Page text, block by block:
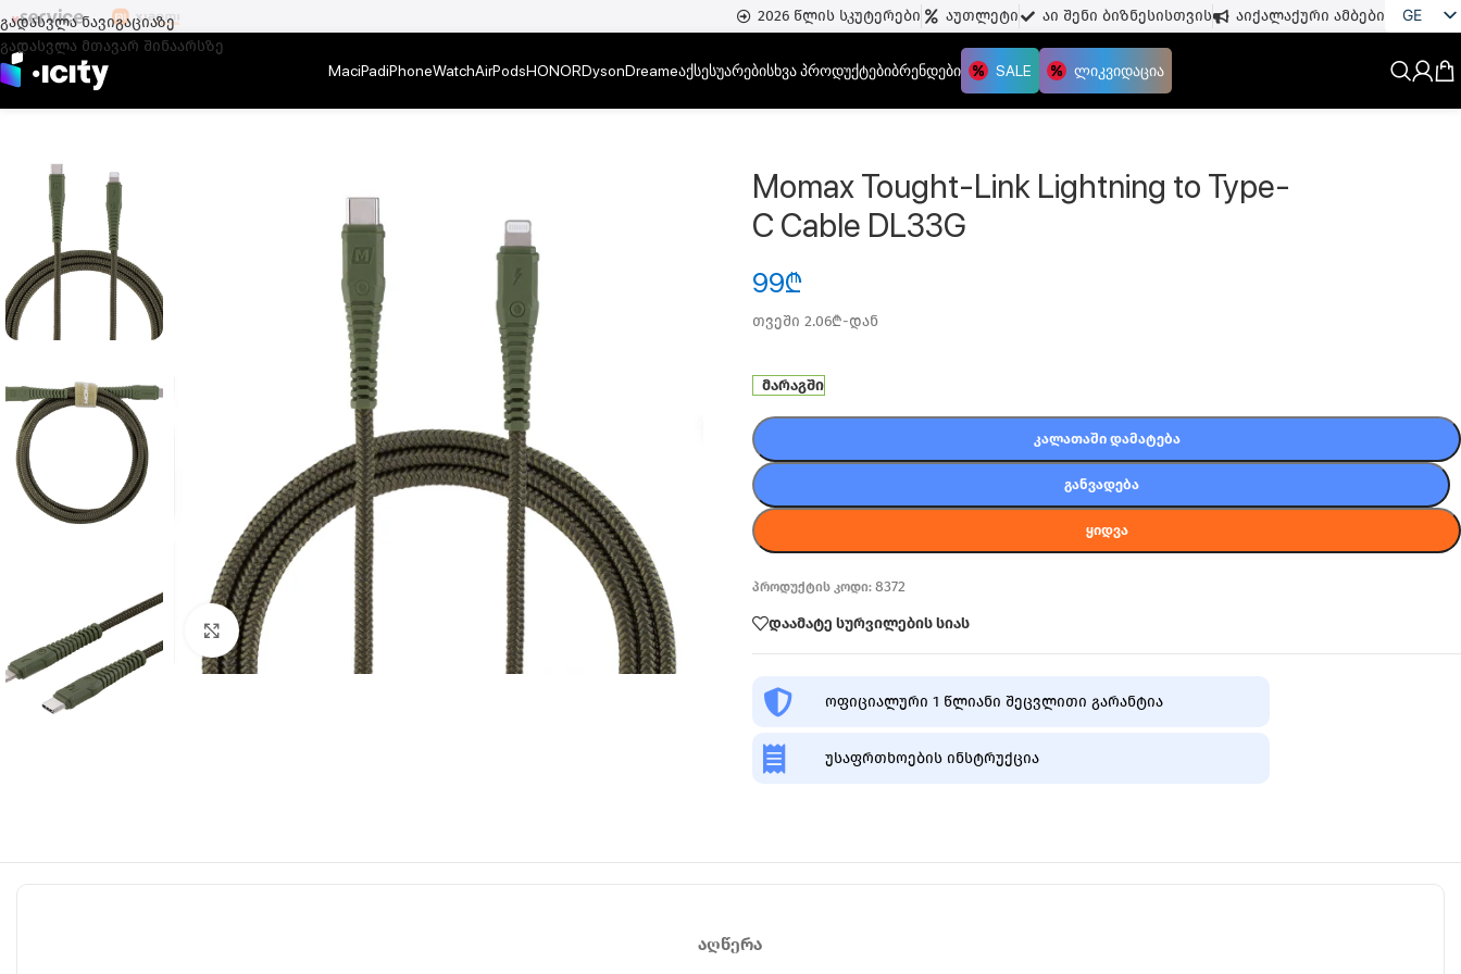
გადასვლა ნავიგაციაზე
გადასვლა მთავარ შინაარსზე
2026 წლის სკუტერები აუთლეტი აი შენი ბიზნესისთვის აიქალაქური ამბები
GE
MaciPadiPhoneWatchAirPodsHONORDysonDreameაქსესუარებისხვა პროდუქტებიბრენდები SALE
ლიკვიდაცია
ფოტოს გადიდება
Momax Tought-Link Lightning to Type-
C Cable DL33G
99₾
თვეში 2.06₾-დან
მარაგში
ᲙᲐᲚᲐᲗᲐᲨᲘ ᲓᲐᲛᲐᲢᲔᲑᲐ
ᲒᲐᲜᲕᲐᲓᲔᲑᲐ
ᲧᲘᲓᲕᲐ
პროდუქტის კოდი: 8372
დაამატე სურვილების სიას
ოფიციალური 1 წლიანი შეცვლითი გარანტია
უსაფრთხოების ინსტრუქცია
ᲐᲦᲬᲔᲠᲐ